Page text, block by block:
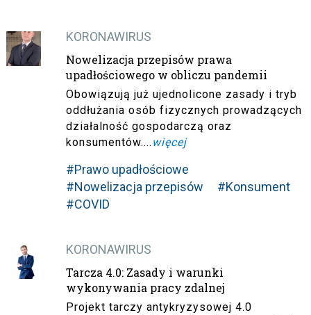
KORONAWIRUS
Nowelizacja przepisów prawa
upadłościowego w obliczu pandemii
Obowiązują już ujednolicone zasady i tryb
oddłużania osób fizycznych prowadzących
działalność gospodarczą oraz
konsumentów.... więcej
#Prawo upadłościowe
#Nowelizacja przepisów
#Konsument
#COVID
KORONAWIRUS
Tarcza 4.0: Zasady i warunki
wykonywania pracy zdalnej
Projekt tarczy antykryzysowej 4.0